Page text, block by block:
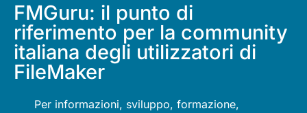
FMGuru: il punto di
riferimento per la community
italiana degli utilizzatori di
FileMaker
Per informazioni, sviluppo, formazione,